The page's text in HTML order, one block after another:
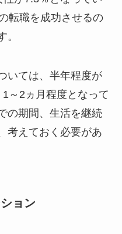
転職を成功させるの
。
いては、半年程度が
～2ヵ月程度となって
の期間、生活を継続
考えておく必要があ
ョン